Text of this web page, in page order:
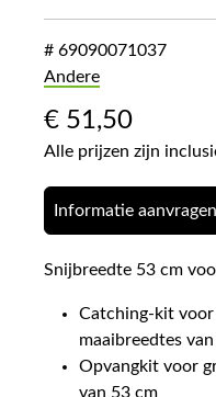
# 69090071037
Andere
€ 51,50
Alle prijzen zijn
Informatie aanvragen
Snijbreedte 53 cm
Catching-kit voor
maaibreedtes
Opvangkit voor
van 53 cm